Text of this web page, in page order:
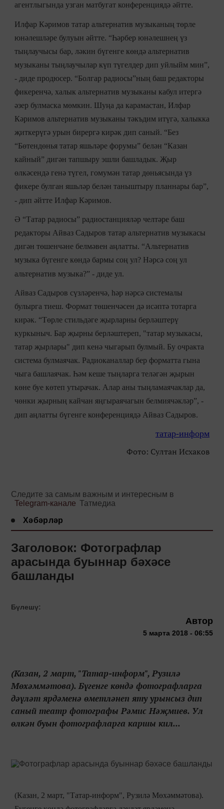
агентлыгында узган матбугат конференциядә әйтте.
Илфар Кәримов татар альтернатив музыканың төрле
юнәлешләре булуын әйтте. “Һәрбер юнәлешнең үз
тыңлаучысы бар, ләкин бүгенге көндә альтернатив
музыканы тыңлаучылар күп түгелдер дип уйлыйм мин”,
- диде продюсер. “Болгар радиосы”ның баш редакторы
фикеренчә, халык альтернатив музыканы кабул итергә
әзер булмаска мөмкин. Шуңа да карамастан, Илфар
Кәримов альтернатив музыканы тәкъдим итүгә, халыкка
җиткерүгә урын бирергә кирәк дип саный. “Без
“Бөтендөнья татар яшьләре форумы” белән “Казан
кайный” дигән тапшыру эшли башладык. Җыр
өлкәсендә генә түгел, гомумән татар дөньясында үз
фикере булган яшьләр белән таныштыру планнары бар”,
- дип әйтте Илфар Кәримов.
Ә “Татар радиосы” радиостанцияләр челтәре баш
редакторы Айваз Садыров татар альтернатив музыкасы
дигән төшенчәне белмәвен аңлатты. “Альтернатив
музыка бүгенге көндә бармы соң ул? Нәрсә соң ул
альтернатив музыка?” - диде ул.
Айваз Садыров сүзләренчә, һәр нәрсә системалы
булырга тиеш. Формат төшенчәсен дә исәптә тотарга
кирәк. “Төрле стильдәге җырларны берләштерү
куркыныч. Бар җырны берләштереп, "татар музыкасы,
татар җырлары" дип кенә чыгарып булмый. Бу очракта
система булмаячак. Радиоканаллар бер форматта гына
чыга башлаячак. Һәм кеше тыңларга теләгән җырын
көне буе көтеп утырачак. Алар аны тыңламаячаклар да,
чөнки җырның кайчан яңгыраячагын белмиячәкләр”, -
дип аңлатты бүгенге конференциядә Айваз Садыров.
татар-информ
Фото: Султан Исхаков
Следите за самым важным и интересным в
Telegram-канале Татмедиа
Хәбәрләр
Заголовок: Фотографлар
арасында буыннар бәхәсе
башланды
Бүлешү:
Автор
5 марта 2018 - 06:55
(Казан, 2 март, "Татар-информ", Рузилә
Мөхәммәтова). Бүгенге көндә фотографларга
дәүләт ярдәменә өметләнеп яту урынсыз дип
саный театр фотографы Рәмис Нәҗмиев. Ул
өлкән буын фотографларга каршы кил...
(Казан, 2 март, "Татар-информ", Рузилә Мөхәммәтова).